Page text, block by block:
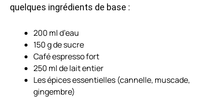
quelques ingrédients de base :
200 ml d’eau
150 g de sucre
Café espresso fort
250 ml de lait entier
Les épices essentielles (cannelle, muscade,
gingembre)